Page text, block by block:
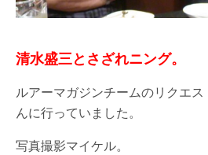
清水盛三とさざれニング。
ルアーマガジンチームのリクエ
んに行っていました。
写真撮影マイケル。